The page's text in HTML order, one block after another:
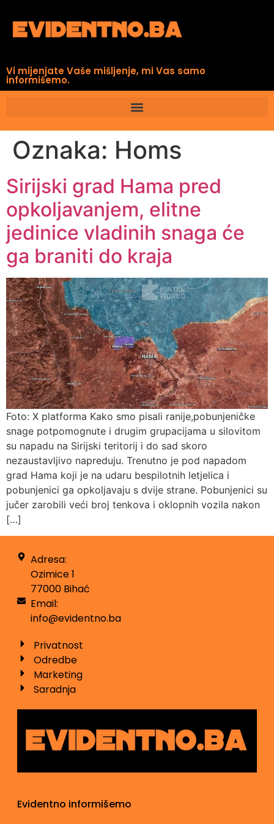
Vi mijenjate Vaše mišljenje, mi Vas samo
informišemo.
Oznaka: Homs
Sirijski grad Hama pred
opkoljavanjem, elitne
jedinice vladinih snaga će
ga braniti do kraja
Foto: X platforma Kako smo pisali ranije,pobunjeničke
snage potpomognute i drugim grupacijama u silovitom
su napadu na Sirijski teritorij i do sad skoro
nezaustavljivo napreduju. Trenutno je pod napadom
grad Hama koji je na udaru bespilotnih letjelica i
pobunjenici ga opkoljavaju s dvije strane. Pobunjenici su
jučer zarobili veći broj tenkova i oklopnih vozila nakon
[…]
Adresa:
Ozimice 1
77000 Bihać
Email:
info@evidentno.ba
Privatnost
Odredbe
Marketing
Saradnja
Evidentno informišemo